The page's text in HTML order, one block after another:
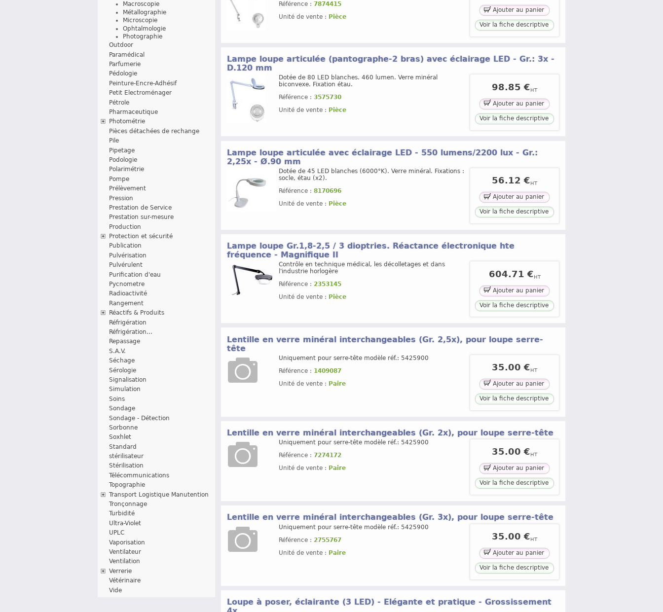
Macroscopie
Métallographie
Microscopie
Ophtalmologie
Photographie
Outdoor
Paramédical
Parfumerie
Pédologie
Peinture-Encre-Adhésif
Petit Electroménager
Pétrole
Pharmaceutique
Photométrie
Pièces détachées de rechange
Pile
Pipetage
Podologie
Polarimétrie
Pompe
Prélèvement
Pression
Prestation de Service
Prestation sur-mesure
Production
Protection et sécurité
Publication
Pulvérisation
Pulvérulent
Purification d'eau
Pycnometre
Radioactivité
Rangement
Réactifs & Produits
Réfrigération
Réfrigération...
Repassage
S.A.V.
Séchage
Sérologie
Signalisation
Simulation
Soins
Sondage
Sondage - Détection
Sorbonne
Soxhlet
Standard
stérilisateur
Stérilisation
Télécommunications
Topographie
Transport Logistique Manutention
Tronçonnage
Turbidité
Ultra-Violet
UPLC
Vaporisation
Ventilateur
Ventilation
Verrerie
Vétérinaire
Vide
Référence : 7874415
Unité de vente : Pièce
Ajouter au panier
Voir la fiche descriptive
Lampe loupe articulée (pantographe-2 bras) avec éclairage LED - Gr.: 3x -
D.120 mm
Dotée de 80 LED blanches. 460 lumen. Verre minéral
biconvexe. Fixation étau.
Référence : 3575730
Unité de vente : Pièce
98.85 €HT
Ajouter au panier
Voir la fiche descriptive
Lampe loupe articulée avec éclairage LED - 550 lumens/2200 lux - Gr.:
2,25x - Ø.90 mm
Dotée de 45 LED blanches (6000°K). Verre minéral. Fixations :
socle, étau (x2).
Référence : 8170696
Unité de vente : Pièce
56.12 € HT
Ajouter au panier
Voir la fiche descriptive
Lampe loupe Gr.1,8-2,5 / 3 dioptries. Réactance électronique hte
fréquence - Magnifique II
Contrôle en technique médical, les décolletages et dans
l'industrie horlogère
Référence : 2353145
Unité de vente : Pièce
604.71 €HT
Ajouter au panier
Voir la fiche descriptive
Lentille en verre minéral interchangeables (Gr. 2,5x), pour loupe serre-
tête
Uniquement pour serre-tête modèle réf.: 5425900
Référence : 1409087
Unité de vente : Paire
35.00 € HT
Ajouter au panier
Voir la fiche descriptive
Lentille en verre minéral interchangeables (Gr. 2x), pour loupe serre-tête
Uniquement pour serre-tête modèle réf.: 5425900
Référence : 7274172
Unité de vente : Paire
35.00 € HT
Ajouter au panier
Voir la fiche descriptive
Lentille en verre minéral interchangeables (Gr. 3x), pour loupe serre-tête
Uniquement pour serre-tête modèle réf.: 5425900
Référence : 2755767
Unité de vente : Paire
35.00 €HT
Ajouter au panier
Voir la fiche descriptive
Loupe à poser, éclairante (3 LED) - Elégante et pratique - Grossissement